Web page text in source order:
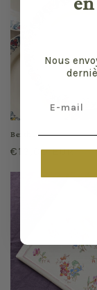
Berthe
Regular
€13,00 EUR
Nous